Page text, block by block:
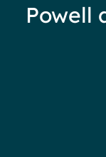
Powell